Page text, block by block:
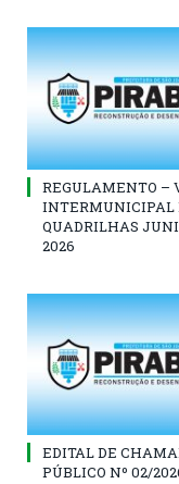
REGULAMENTO –
INTERMUNICIPAL
QUADRILHAS
2026
EDITAL DE
PÚBLICO Nº 02/